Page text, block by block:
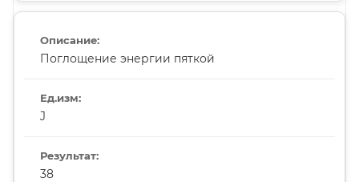
Поглощение энергии пяткой
J
38